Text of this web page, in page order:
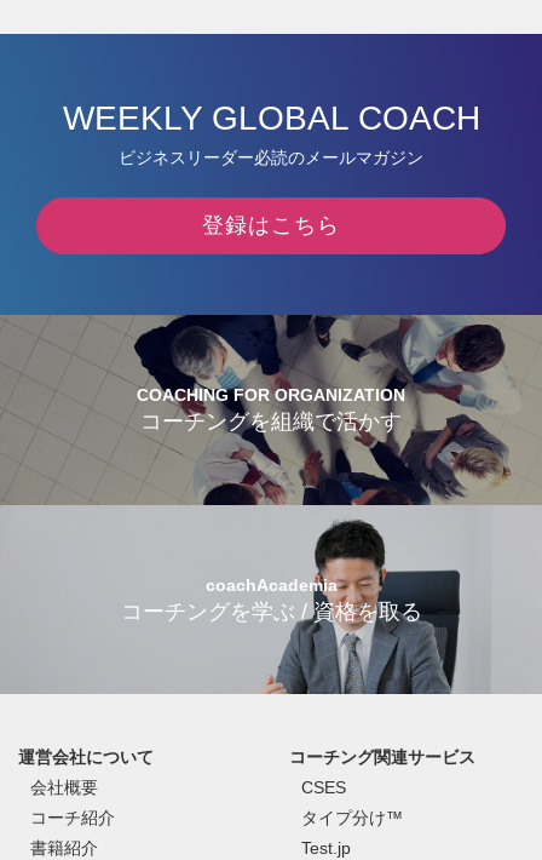
WEEKLY GLOBAL COACH
ビジネスリーダー必読のメールマガジン
登録はこちら
COACHING FOR ORGANIZATION
コーチングを組織で活かす
coachAcademia
コーチングを学ぶ / 資格を取る
運営会社について
会社概要
コーチ紹介
書籍紹介
コーチング関連サービス
CSES
タイプ分け™
Test.jp